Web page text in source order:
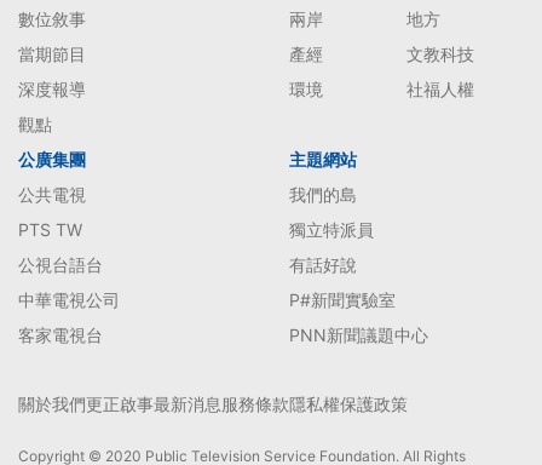
數位敘事
當期節目
深度報導
觀點
兩岸
地方
產經
文教科技
環境
社福人權
公廣集團
公共電視
PTS TW
公視台語台
中華電視公司
客家電視台
主題網站
我們的島
獨立特派員
有話好說
P#新聞實驗室
PNN新聞議題中心
關於我們更正啟事最新消息服務條款隱私權保護政策
Copyright © 2020 Public Television Service Foundation. All Rights